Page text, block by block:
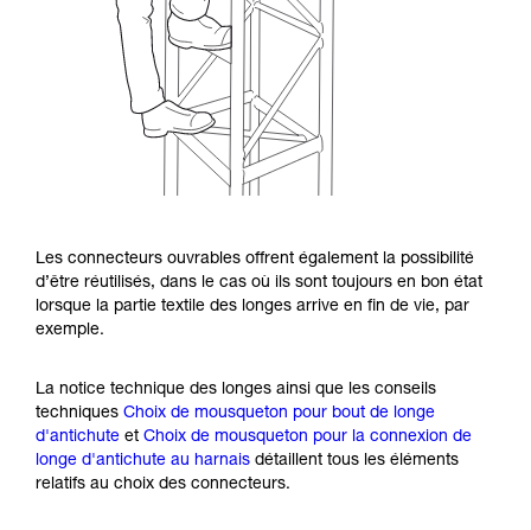
Les connecteurs ouvrables offrent également la possibilité
d’être réutilisés, dans le cas où ils sont toujours en bon état
lorsque la partie textile des longes arrive en fin de vie, par
exemple.
La notice technique des longes ainsi que les conseils
techniques Choix de mousqueton pour bout de longe
d'antichute et Choix de mousqueton pour la connexion de
longe d'antichute au harnais détaillent tous les éléments
relatifs au choix des connecteurs.